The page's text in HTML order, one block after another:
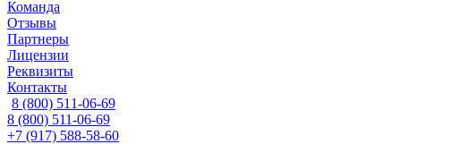
Команда
Отзывы
Партнеры
Лицензии
Реквизиты
Контакты
8 (800) 511-06-69
8 (800) 511-06-69
+7 (917) 588-58-60